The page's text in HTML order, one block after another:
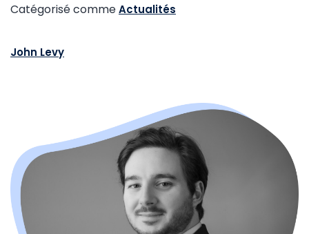
Catégorisé commeActualités
John Levy